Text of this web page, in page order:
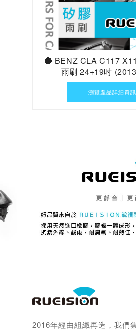
🔵 BENZ CLA C117
雨刷 24+19吋
瀏覽產品詳細資訊
2016年經由組織再造，我們